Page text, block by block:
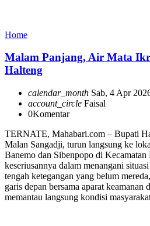
Home
Malam Panjang, Air Mata
Halteng
calendar_month Sab, 4 Apr
account_circle Faisal
0Komentar
TERNATE, Mahabari.com – Bupati
Malan Sangadji, turun langsung ke
Banemo dan Sibenpopo di
keseriusannya dalam menangani
tengah ketegangan yang belum
garis depan bersama aparat
memantau langsung kondisi